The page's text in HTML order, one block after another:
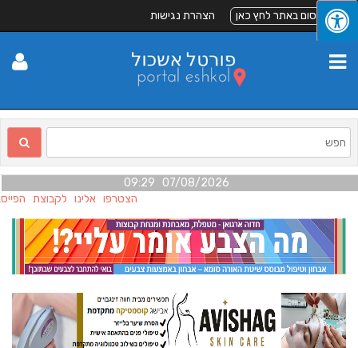
לפרסום באתר לחץ כאן הצהרת נגישות
07/08/2026 09:29
הצטרפו אלינו לקבוצת